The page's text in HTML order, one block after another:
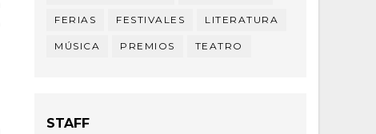
FERIAS FESTIVALES LITERATURA
MÚSICA PREMIOS TEATRO
STAFF